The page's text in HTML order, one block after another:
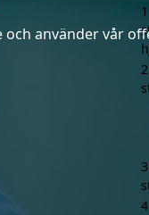
använder vår
1
2
3
4